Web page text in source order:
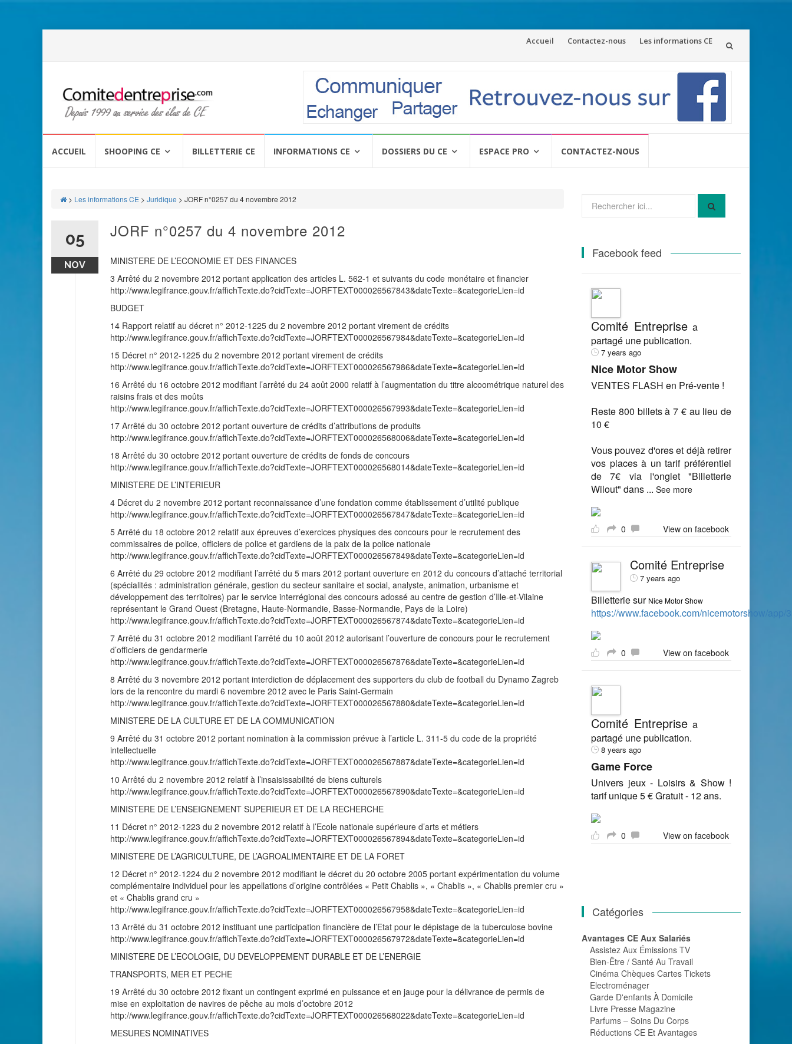
Aller
Accueil Contactez-nous Les informations CE
ACCUEIL SHOOPING CE BILLETTERIE CE INFORMATIONS CE DOSSIERS DU CE ESPACE PRO CONTACTEZ-NOUS
> Les informations CE > Juridique > JORF n°0257 du 4 novembre 2012
05
NOV
JORF n°0257 du 4 novembre 2012
MINISTERE DE L’ECONOMIE ET DES FINANCES
3 Arrêté du 2 novembre 2012 portant application des articles L. 562-1 et suivants du code monétaire et financier
http://www.legifrance.gouv.fr/affichTexte.do?cidTexte=JORFTEXT000026567843&dateTexte=&categorieLien=id
BUDGET
14 Rapport relatif au décret n° 2012-1225 du 2 novembre 2012 portant virement de crédits
http://www.legifrance.gouv.fr/affichTexte.do?cidTexte=JORFTEXT000026567984&dateTexte=&categorieLien=id
15 Décret n° 2012-1225 du 2 novembre 2012 portant virement de crédits
http://www.legifrance.gouv.fr/affichTexte.do?cidTexte=JORFTEXT000026567986&dateTexte=&categorieLien=id
16 Arrêté du 16 octobre 2012 modifiant l’arrêté du 24 août 2000 relatif à l’augmentation du titre alcoométrique naturel des
raisins frais et des moûts
http://www.legifrance.gouv.fr/affichTexte.do?cidTexte=JORFTEXT000026567993&dateTexte=&categorieLien=id
17 Arrêté du 30 octobre 2012 portant ouverture de crédits d’attributions de produits
http://www.legifrance.gouv.fr/affichTexte.do?cidTexte=JORFTEXT000026568006&dateTexte=&categorieLien=id
18 Arrêté du 30 octobre 2012 portant ouverture de crédits de fonds de concours
http://www.legifrance.gouv.fr/affichTexte.do?cidTexte=JORFTEXT000026568014&dateTexte=&categorieLien=id
MINISTERE DE L’INTERIEUR
4 Décret du 2 novembre 2012 portant reconnaissance d’une fondation comme établissement d’utilité publique
http://www.legifrance.gouv.fr/affichTexte.do?cidTexte=JORFTEXT000026567847&dateTexte=&categorieLien=id
5 Arrêté du 18 octobre 2012 relatif aux épreuves d’exercices physiques des concours pour le recrutement des
commissaires de police, officiers de police et gardiens de la paix de la police nationale
http://www.legifrance.gouv.fr/affichTexte.do?cidTexte=JORFTEXT000026567849&dateTexte=&categorieLien=id
6 Arrêté du 29 octobre 2012 modifiant l’arrêté du 5 mars 2012 portant ouverture en 2012 du concours d’attaché territorial
(spécialités : administration générale, gestion du secteur sanitaire et social, analyste, animation, urbanisme et
développement des territoires) par le service interrégional des concours adossé au centre de gestion d’Ille-et-Vilaine
représentant le Grand Ouest (Bretagne, Haute-Normandie, Basse-Normandie, Pays de la Loire)
http://www.legifrance.gouv.fr/affichTexte.do?cidTexte=JORFTEXT000026567874&dateTexte=&categorieLien=id
7 Arrêté du 31 octobre 2012 modifiant l’arrêté du 10 août 2012 autorisant l’ouverture de concours pour le recrutement
d’officiers de gendarmerie
http://www.legifrance.gouv.fr/affichTexte.do?cidTexte=JORFTEXT000026567876&dateTexte=&categorieLien=id
8 Arrêté du 3 novembre 2012 portant interdiction de déplacement des supporters du club de football du Dynamo Zagreb
lors de la rencontre du mardi 6 novembre 2012 avec le Paris Saint-Germain
http://www.legifrance.gouv.fr/affichTexte.do?cidTexte=JORFTEXT000026567880&dateTexte=&categorieLien=id
MINISTERE DE LA CULTURE ET DE LA COMMUNICATION
9 Arrêté du 31 octobre 2012 portant nomination à la commission prévue à l’article L. 311-5 du code de la propriété
intellectuelle
http://www.legifrance.gouv.fr/affichTexte.do?cidTexte=JORFTEXT000026567887&dateTexte=&categorieLien=id
10 Arrêté du 2 novembre 2012 relatif à l’insaisissabilité de biens culturels
http://www.legifrance.gouv.fr/affichTexte.do?cidTexte=JORFTEXT000026567890&dateTexte=&categorieLien=id
MINISTERE DE L’ENSEIGNEMENT SUPERIEUR ET DE LA RECHERCHE
11 Décret n° 2012-1223 du 2 novembre 2012 relatif à l’Ecole nationale supérieure d’arts et métiers
http://www.legifrance.gouv.fr/affichTexte.do?cidTexte=JORFTEXT000026567894&dateTexte=&categorieLien=id
MINISTERE DE L’AGRICULTURE, DE L’AGROALIMENTAIRE ET DE LA FORET
12 Décret n° 2012-1224 du 2 novembre 2012 modifiant le décret du 20 octobre 2005 portant expérimentation du volume
complémentaire individuel pour les appellations d’origine contrôlées « Petit Chablis », « Chablis », « Chablis premier cru »
et « Chablis grand cru »
http://www.legifrance.gouv.fr/affichTexte.do?cidTexte=JORFTEXT000026567958&dateTexte=&categorieLien=id
13 Arrêté du 31 octobre 2012 instituant une participation financière de l’Etat pour le dépistage de la tuberculose bovine
http://www.legifrance.gouv.fr/affichTexte.do?cidTexte=JORFTEXT000026567972&dateTexte=&categorieLien=id
MINISTERE DE L’ECOLOGIE, DU DEVELOPPEMENT DURABLE ET DE L’ENERGIE
TRANSPORTS, MER ET PECHE
19 Arrêté du 30 octobre 2012 fixant un contingent exprimé en puissance et en jauge pour la délivrance de permis de
mise en exploitation de navires de pêche au mois d’octobre 2012
http://www.legifrance.gouv.fr/affichTexte.do?cidTexte=JORFTEXT000026568022&dateTexte=&categorieLien=id
MESURES NOMINATIVES
pour
Facebook feed
Comité Entreprisea
partagé une publication.
7 years ago
Nice Motor Show
VENTES FLASH en Pré-vente !
Reste 800 billets à 7 € au lieu de
10 €
Vous pouvez d'ores et déjà retirer
vos places à un tarif préférentiel
de 7€ via l'onglet "Billetterie
Wilout" dans ... See more
0 View on facebook
Comité Entreprise
7 years ago
Billetterie sur Nice Motor Show
https://www.facebook.com/nicemotorshow/app/
0 View on facebook
Comité Entreprisea
partagé une publication.
8 years ago
Game Force
Univers jeux - Loisirs & Show !
tarif unique 5 € Gratuit - 12 ans.
0 View on facebook
Catégories
Avantages CE Aux Salariés
Assistez Aux Émissions TV
Bien-Être / Santé Au Travail
Cinéma Chèques Cartes Tickets
Electroménager
Garde D'enfants À Domicile
Livre Presse Magazine
Parfums – Soins Du Corps
Réductions CE Et Avantages